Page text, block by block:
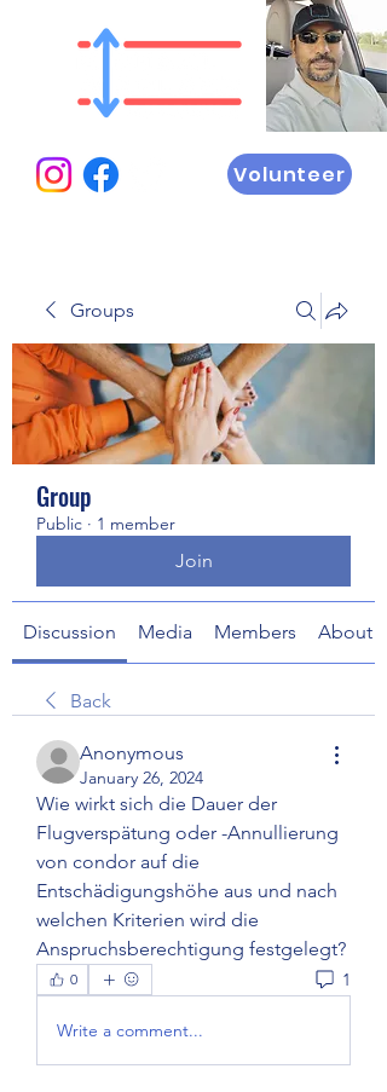
Volunteer
Groups
Group
Public · 1 member
Join
Discussion Media Members About
Back
Anonymous
January 26, 2024
Wie wirkt sich die Dauer der
Flugverspätung oder -Annullierung
von condor auf die
Entschädigungshöhe aus und nach
welchen Kriterien wird die
Anspruchsberechtigung festgelegt?
0 1
Write a comment...